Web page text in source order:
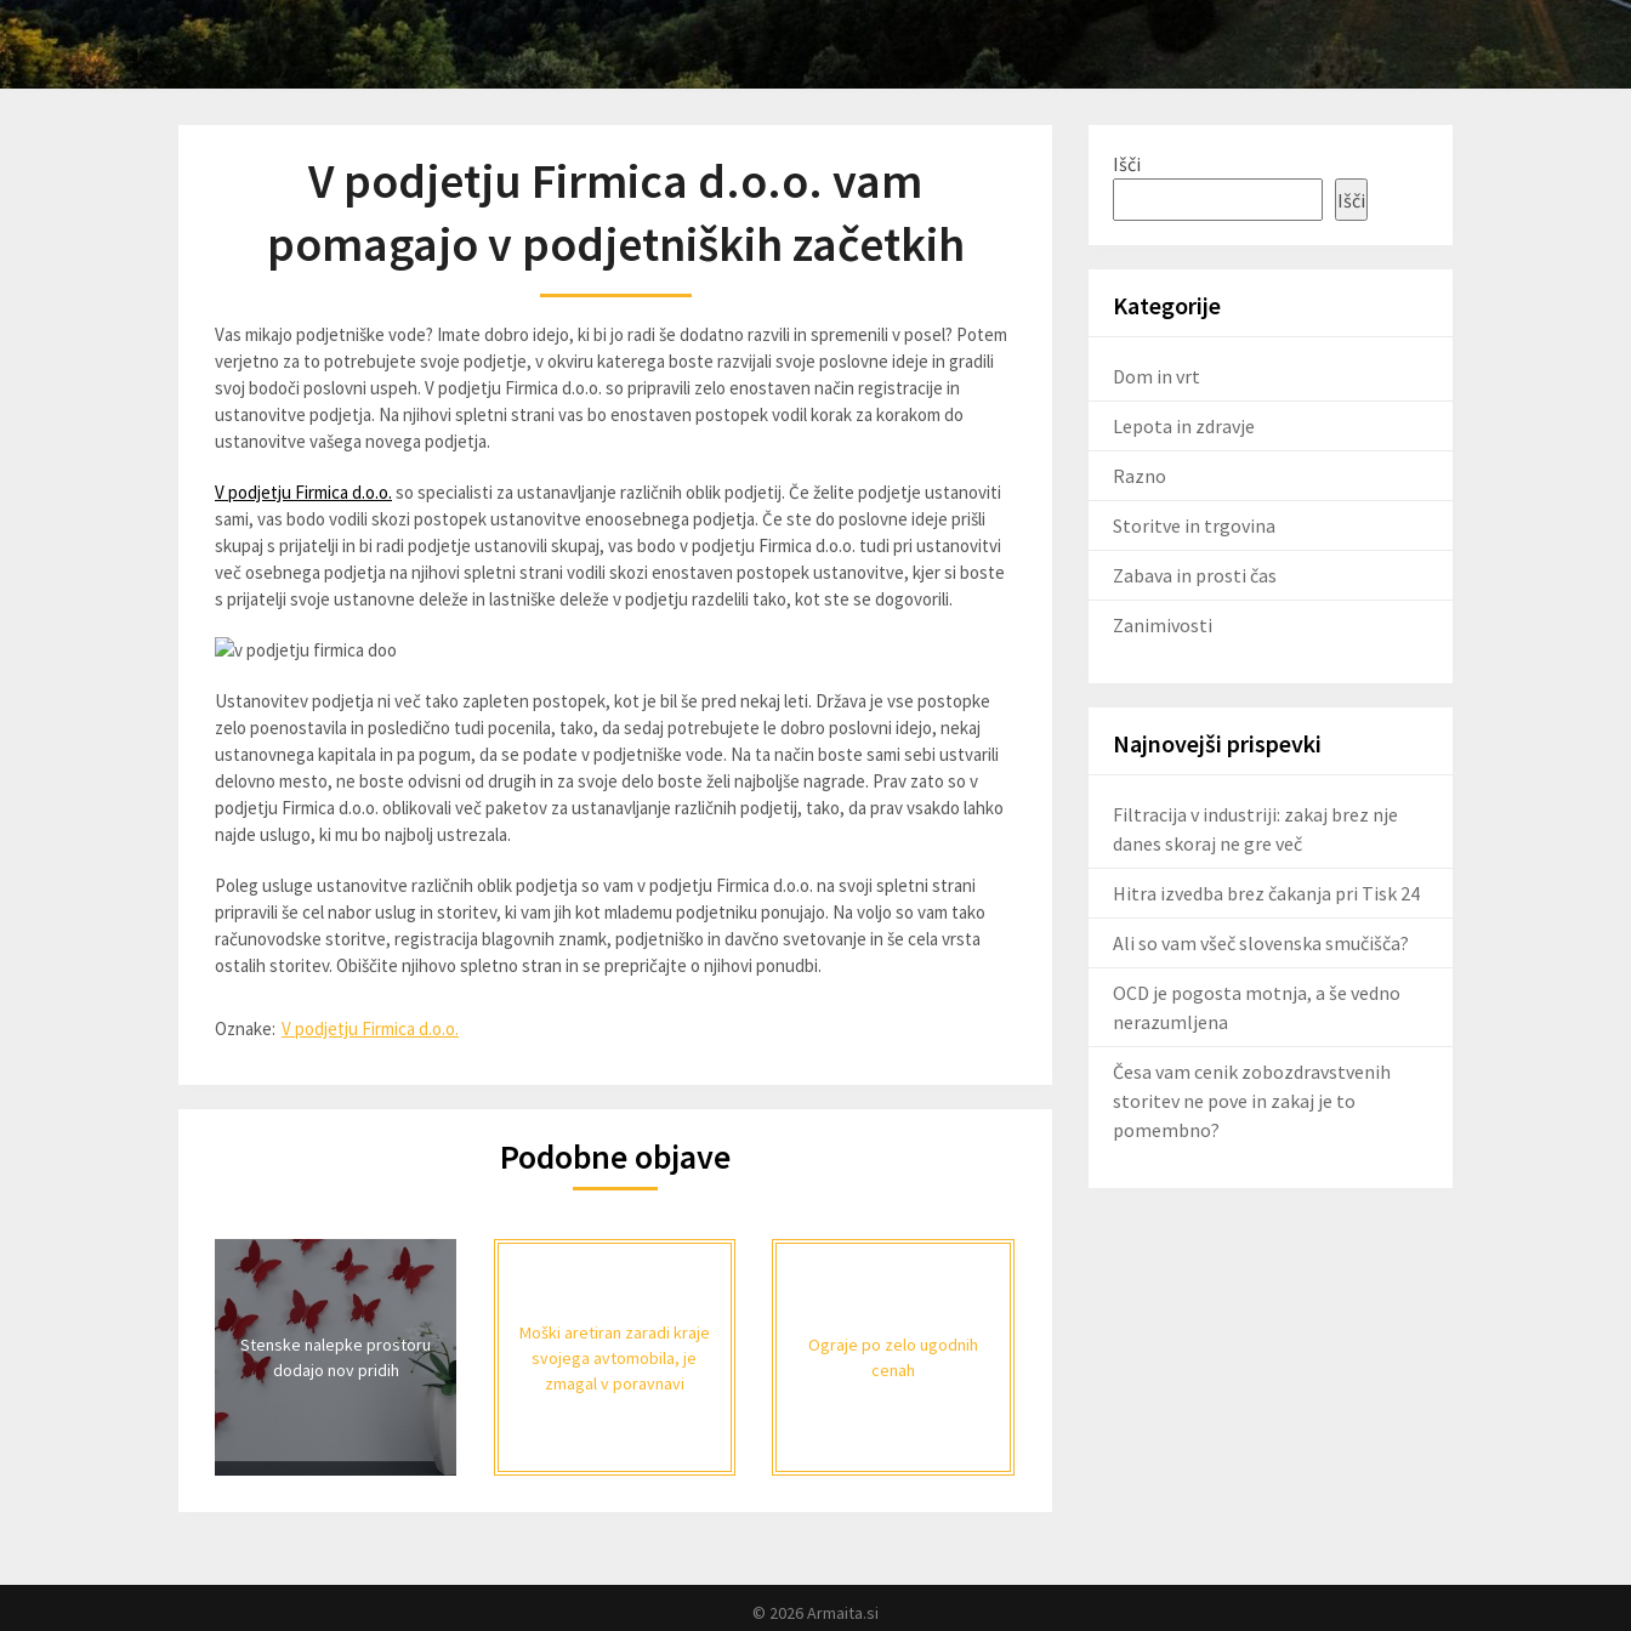
V podjetju Firmica d.o.o. vam
pomagajo v podjetniških začetkih
Vas mikajo podjetniške vode? Imate dobro idejo, ki bi jo radi še dodatno razvili in spremenili v posel? Potem
verjetno za to potrebujete svoje podjetje, v okviru katerega boste razvijali svoje poslovne ideje in gradili
svoj bodoči poslovni uspeh. V podjetju Firmica d.o.o. so pripravili zelo enostaven način registracije in
ustanovitve podjetja. Na njihovi spletni strani vas bo enostaven postopek vodil korak za korakom do
ustanovitve vašega novega podjetja.
V podjetju Firmica d.o.o. so specialisti za ustanavljanje različnih oblik podjetij. Če želite podjetje ustanoviti
sami, vas bodo vodili skozi postopek ustanovitve enoosebnega podjetja. Če ste do poslovne ideje prišli
skupaj s prijatelji in bi radi podjetje ustanovili skupaj, vas bodo v podjetju Firmica d.o.o. tudi pri ustanovitvi
več osebnega podjetja na njihovi spletni strani vodili skozi enostaven postopek ustanovitve, kjer si boste
s prijatelji svoje ustanovne deleže in lastniške deleže v podjetju razdelili tako, kot ste se dogovorili.
Ustanovitev podjetja ni več tako zapleten postopek, kot je bil še pred nekaj leti. Država je vse postopke
zelo poenostavila in posledično tudi pocenila, tako, da sedaj potrebujete le dobro poslovni idejo, nekaj
ustanovnega kapitala in pa pogum, da se podate v podjetniške vode. Na ta način boste sami sebi ustvarili
delovno mesto, ne boste odvisni od drugih in za svoje delo boste želi najboljše nagrade. Prav zato so v
podjetju Firmica d.o.o. oblikovali več paketov za ustanavljanje različnih podjetij, tako, da prav vsakdo lahko
najde uslugo, ki mu bo najbolj ustrezala.
Poleg usluge ustanovitve različnih oblik podjetja so vam v podjetju Firmica d.o.o. na svoji spletni strani
pripravili še cel nabor uslug in storitev, ki vam jih kot mlademu podjetniku ponujajo. Na voljo so vam tako
računovodske storitve, registracija blagovnih znamk, podjetniško in davčno svetovanje in še cela vrsta
ostalih storitev. Obiščite njihovo spletno stran in se prepričajte o njihovi ponudbi.
Oznake: V podjetju Firmica d.o.o.
Podobne objave
Stenske nalepke prostoru
dodajo nov pridih
Moški aretiran zaradi kraje
svojega avtomobila, je
zmagal v poravnavi
Ograje po zelo ugodnih
cenah
Išči
Išči
Kategorije
Dom in vrt
Lepota in zdravje
Razno
Storitve in trgovina
Zabava in prosti čas
Zanimivosti
Najnovejši prispevki
Filtracija v industriji: zakaj brez nje
danes skoraj ne gre več
Hitra izvedba brez čakanja pri Tisk 24
Ali so vam všeč slovenska smučišča?
OCD je pogosta motnja, a še vedno
nerazumljena
Česa vam cenik zobozdravstvenih
storitev ne pove in zakaj je to
pomembno?
© 2026 Armaita.si